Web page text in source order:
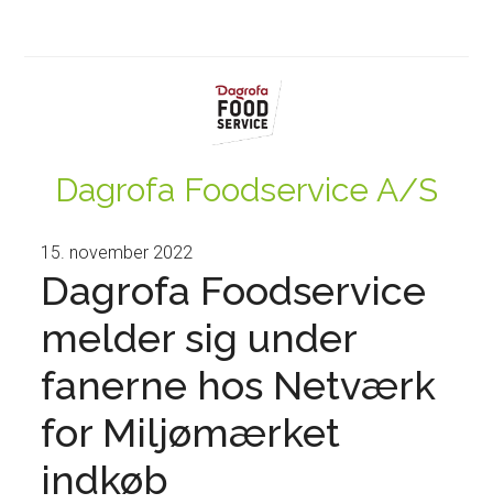
Dagrofa Foodservice A/S
15. november 2022
Dagrofa Foodservice
melder sig under
fanerne hos Netværk
for Miljømærket
indkøb